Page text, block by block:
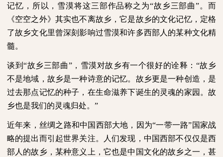
记忆，所以，雪漠将这三部作品称之为“故乡三部曲”。而
《空空之外》其实也不离故乡，它是故乡的文化记忆，定格
了故乡文化里曾深刻影响过雪漠和许多西部人的某种文化精
髓。
谈到“故乡三部曲”，雪漠对故乡有一个很好的诠释：“故乡
不是地域，故乡是一种诗意的记忆。故乡更是一种创造，是
过去那点记忆的种子，在生命滋养下诞生的灵魂的家园。故
乡也是我们的灵魂归处。”
近年来，丝绸之路和中国西部大地，因为“一带一路”国家战
略的提出而引起世界关注。人们发现，中国西部不仅仅是西
部人的故乡，某种意义上，它也是中国文化的故乡之一，甚